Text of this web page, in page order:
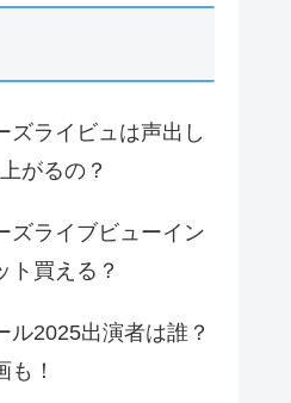
ズライビュは声出し
がるの？
ズライブビューイン
ト買える？
ル2025出演者は誰？
！